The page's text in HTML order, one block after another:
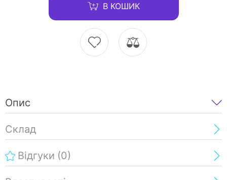
В КОШИК
Опис
Склад
Відгуки (0)